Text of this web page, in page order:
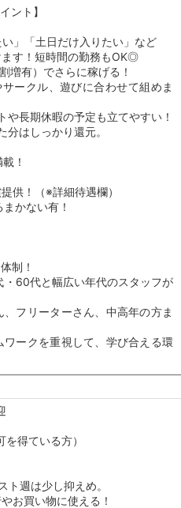
ト】
」「土日だけ入りたい」など
す！短時間の勤務もOK◎
増有）でさらに稼げる！
ークル、遊びに合わせて組めま
長期休暇の予定も立てやすい！
はしっかり還元。
！
供！（※詳細待遇欄）
かない有！
制！
60代と幅広い年代のスタッフが
フリーターさん、中高年の方ま
ークを重視して、学び合える環
得ている方）
週は少し抑えめ。
お買い物に使える！